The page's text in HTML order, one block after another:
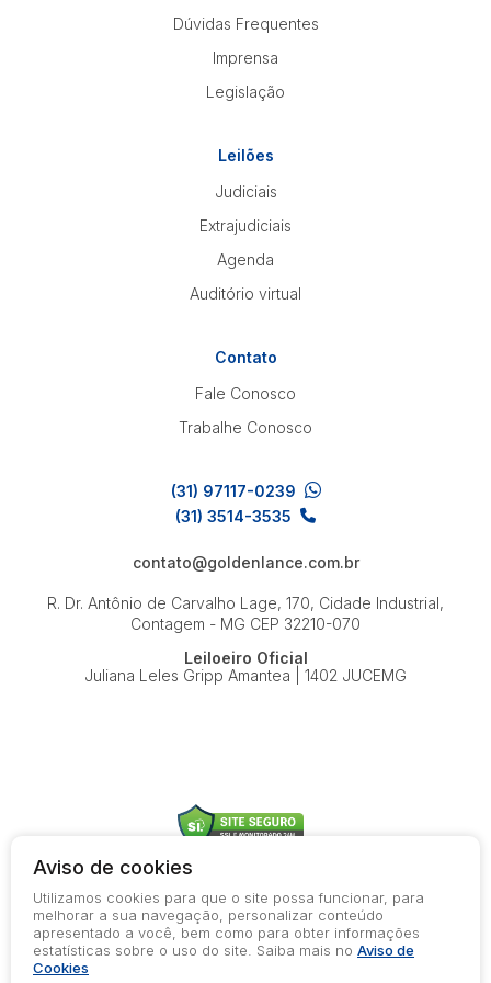
Dúvidas Frequentes
Imprensa
Legislação
Leilões
Judiciais
Extrajudiciais
Agenda
Auditório virtual
Contato
Fale Conosco
Trabalhe Conosco
(31) 97117-0239
(31) 3514-3535
contato@goldenlance.com.br
R. Dr. Antônio de Carvalho Lage, 170, Cidade Industrial,
Contagem - MG CEP 32210-070
Leiloeiro Oficial
Juliana Leles Gripp Amantea | 1402 JUCEMG
© 2026-present - Todos os direitos reservados
Política de Privacidade
Aviso de cookies
Utilizamos cookies para que o site possa funcionar, para
melhorar a sua navegação, personalizar conteúdo
apresentado a você, bem como para obter informações
estatísticas sobre o uso do site. Saiba mais no Aviso de
Cookies